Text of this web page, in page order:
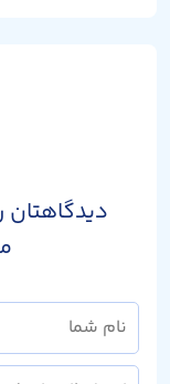
دیدگاهتان